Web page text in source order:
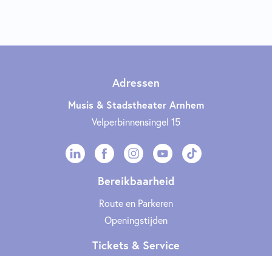
Adressen
Musis & Stadstheater Arnhem
Velperbinnensingel 15
Bereikbaarheid
Route en Parkeren
Openingstijden
Tickets & Service